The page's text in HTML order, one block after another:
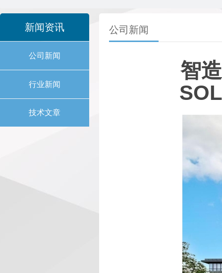
新闻资讯
公司新闻
行业新闻
技术文章
公司新闻
智